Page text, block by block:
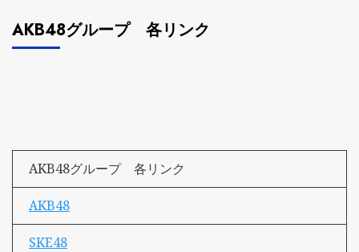
AKB48グループ 各リンク
AKB48グループ 各リンク
AKB48
SKE48